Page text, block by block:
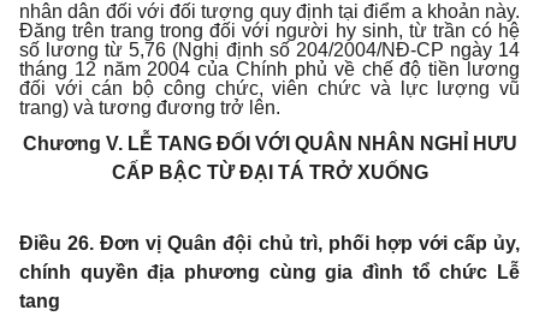
nhân dân đối với đối tượng quy định tại điểm a khoản này.
Đăng trên trang trong đối với người hy sinh, từ trần có hệ
số lương từ 5,76 (Nghị định số 204/2004/NĐ-CP ngày 14
tháng 12 năm 2004 của Chính phủ về chế độ tiền lương
đối với cán bộ công chức, viên chức và lực lượng vũ
trang) và tương đương trở lên.
Chương V. LỄ TANG ĐỐI VỚI QUÂN NHÂN NGHỈ HƯU
CẤP BẬC TỪ ĐẠI TÁ TRỞ XUỐNG
Điều 26. Đơn vị Quân đội chủ trì, phối hợp với cấp ủy,
chính quyền địa phương cùng gia đình tổ chức Lễ
tang